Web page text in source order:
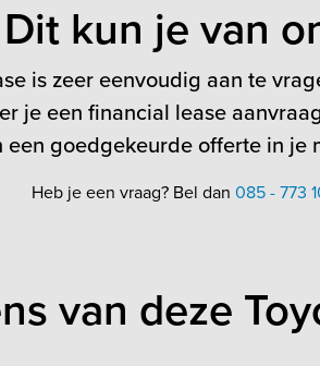
Dit kun je van
is zeer eenvoudig aan te
je een financial lease
een goedgekeurde offerte in je
Heb je een vraag? Bel dan 085 - 773
van deze